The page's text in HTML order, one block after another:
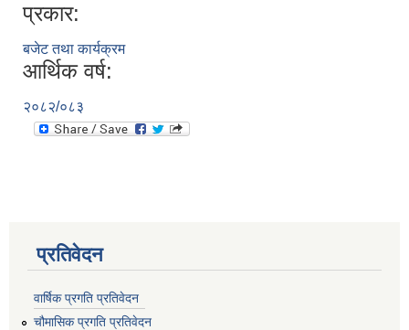
प्रकार:
बजेट तथा कार्यक्रम
आर्थिक वर्ष:
२०८२/०८३
प्रतिवेदन
वार्षिक प्रगति प्रतिवेदन
चौमासिक प्रगति प्रतिवेदन